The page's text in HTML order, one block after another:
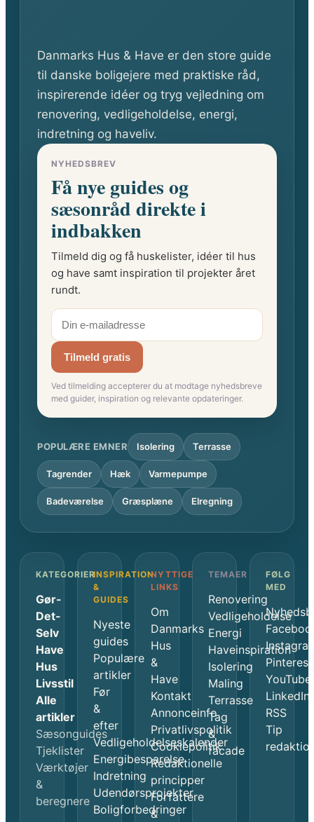
r
Danmarks Hus & Have er den store guide
til danske boligejere med praktiske råd,
inspirerende idéer og tryg vejledning om
renovering, vedligeholdelse, energi,
indretning og haveliv.
NYHEDSBREV
Få nye guides og
sæsonråd direkte i
indbakken
Tilmeld dig og få huskelister, idéer til hus
og have samt inspiration til projekter året
rundt.
Tilmeld gratis
Ved tilmelding accepterer du at modtage nyhedsbreve
med guider, inspiration og relevante opdateringer.
POPULÆRE EMNER Isolering Terrasse
Tagrender Hæk Varmepumpe
Badeværelse Græsplæne Elregning
KATEGORIER
Gør-
Det-
Selv
Have
Hus
Livsstil
Alle
artikler
Sæsonguides
Tjeklister
Værktøjer
&
beregnere
INSPIRATION
&
GUIDES
Nyeste
guides
Populære
artikler
Før
&
efter
Vedligeholdelseskalender
Energibesparelse
Indretning
Udendørsprojekter
Boligforbedringer
NYTTIGE
LINKS
Om
Danmarks
Hus
&
Have
Kontakt
Annonceinfo
Privatlivspolitik
Cookiepolitik
Redaktionelle
principper
Forfattere
&
TEMAER
Renovering
Vedligeholdelse
Energi
Haveinspiration
Isolering
Maling
Terrasse
Tag
&
facade
FØLG
MED
Pinterest
YouTube
LinkedIn
RSS
Tip